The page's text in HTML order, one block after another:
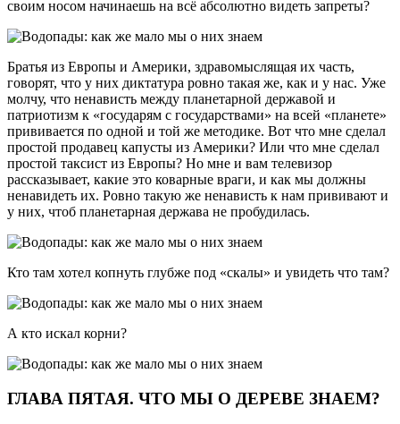
своим носом начинаешь на всё абсолютно видеть запреты?
Братья из Европы и Америки, здравомыслящая их часть,
говорят, что у них диктатура ровно такая же, как и у нас. Уже
молчу, что ненависть между планетарной державой и
патриотизм к «государям с государствами» на всей «планете»
прививается по одной и той же методике. Вот что мне сделал
простой продавец капусты из Америки? Или что мне сделал
простой таксист из Европы? Но мне и вам телевизор
рассказывает, какие это коварные враги, и как мы должны
ненавидеть их. Ровно такую же ненависть к нам прививают и
у них, чтоб планетарная держава не пробудилась.
Кто там хотел копнуть глубже под «скалы» и увидеть что там?
А кто искал корни?
ГЛАВА ПЯТАЯ. ЧТО МЫ О ДЕРЕВЕ ЗНАЕМ?